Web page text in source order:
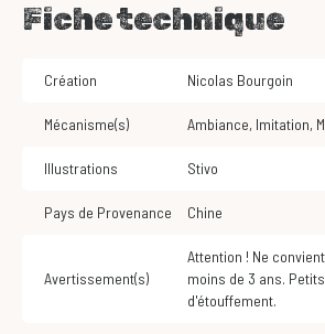
Fiche technique
Création Nicolas Bourgoin
Mécanisme(s) Ambiance, Imitation,
Illustrations Stivo
Pays de Provenance Chine
Avertissement(s)
Attention ! Ne convient pas aux enfants de
moins de 3 ans.
d'étouffement.